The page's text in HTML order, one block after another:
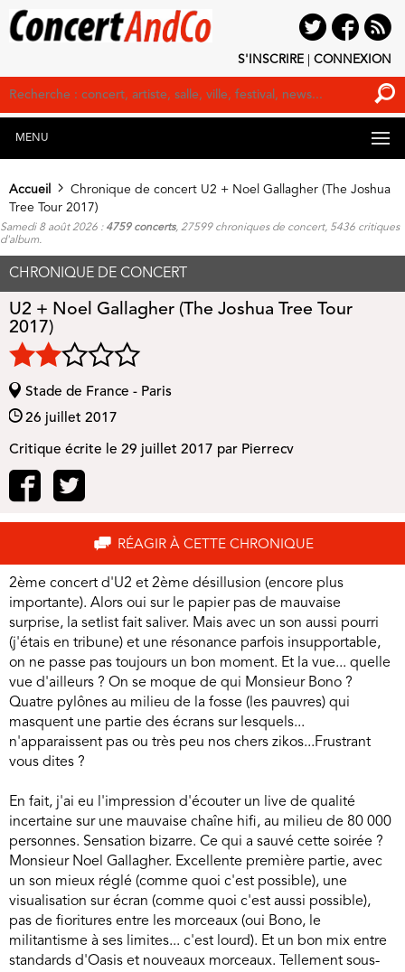
S'INSCRIRE CONNEXION
MENU
Accueil
Chronique de concert U2 + Noel Gallagher (The Joshua
Tree Tour 2017)
Samedi 8 août 2026 : 4759 concerts, 27599 chroniques de concert, 5436 critiques
d'album.
CHRONIQUE DE CONCERT
U2 + Noel Gallagher (The Joshua Tree Tour
2017)
Stade de France - Paris
26 juillet 2017
Critique écrite le 29 juillet 2017 par Pierrecv
RÉAGIR À CETTE CHRONIQUE
2ème concert d'U2 et 2ème désillusion (encore plus
importante). Alors oui sur le papier pas de mauvaise
surprise, la setlist fait saliver. Mais avec un son aussi pourri
(j'étais en tribune) et une résonance parfois insupportable,
on ne passe pas toujours un bon moment. Et la vue... quelle
vue d'ailleurs ? On se moque de qui Monsieur Bono ?
Quatre pylônes au milieu de la fosse (les pauvres) qui
masquent une partie des écrans sur lesquels...
n'apparaissent pas ou très peu nos chers zikos...Frustrant
vous dites ?
En fait, j'ai eu l'impression d'écouter un live de qualité
incertaine sur une mauvaise chaîne hifi, au milieu de 80 000
personnes. Sensation bizarre. Ce qui a sauvé cette soirée ?
Monsieur Noel Gallagher. Excellente première partie, avec
un son mieux réglé (comme quoi c'est possible), une
visualisation sur écran (comme quoi c'est aussi possible),
pas de fioritures entre les morceaux (oui Bono, le
militantisme à ses limites... c'est lourd). Et un bon mix entre
standards d'Oasis et nouveaux morceaux. Tellement sous-